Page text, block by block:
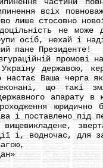
всіх
лише стосовно
не може
осіб, нехай і
пане Президенте!
промові на
державою,
настає Ваша черга
що такі
апарату в
юридично
і поставлено під
і, водночас, для